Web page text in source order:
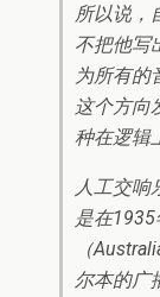
所以说，
不把他写
为所有的
这个方向
种在逻辑
人工交响
是在
（
尔本的广